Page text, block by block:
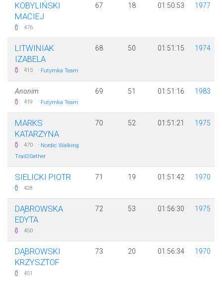
KOBYLIŃSKI
MACIEJ
476
67 18 01:50:53 1977
LITWINIAK
IZABELA
415 · Futymka Team
68 50 01:51:15 1974
Anonim
419 · Futymka Team
69 51 01:51:16 1983
MARKS
KATARZYNA
470 · Nordic Walking
Trail2Gether
70 52 01:51:21 1975
SIELICKI PIOTR
428
71 19 01:51:42 1970
DĄBROWSKA
EDYTA
450
72 53 01:56:30 1975
DĄBROWSKI
KRZYSZTOF
451
73 20 01:56:34 1970